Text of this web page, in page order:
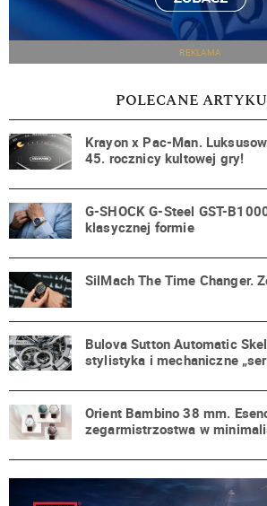
REKLAMA
POLECANE
Krayon x Pac-Man.
45. rocznicy kultowej gry!
G-SHOCK G-Steel GST-
klasycznej formie
SilMach The Time Changer.
Bulova Sutton Automatic
stylistyka i mechaniczne
Orient Bambino 38 mm.
zegarmistrzostwa w